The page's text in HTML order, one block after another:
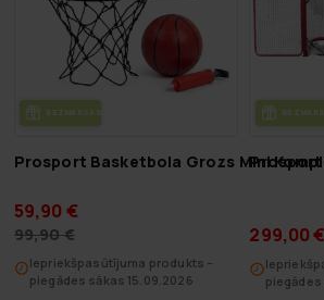
BEZ­MAK­SAS PIE­GĀ­DE
Prosport Basketbola Grozs Mini
59,90 €
99,90 €
Iepriekšpasūtījuma produkts –
piegādes sākas 15.09.2026
Prosport
299,00 €
piegādes